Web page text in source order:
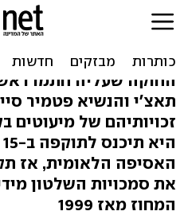
קוסובו:
על זכויות
החוקה שעליה חתמו
תאצ'י והנשיא פטמיר
זכויותיהם של מיעוטים
האסיפה הלאומית, אז
את סמכויות השלטון
המחוז מאז 1999